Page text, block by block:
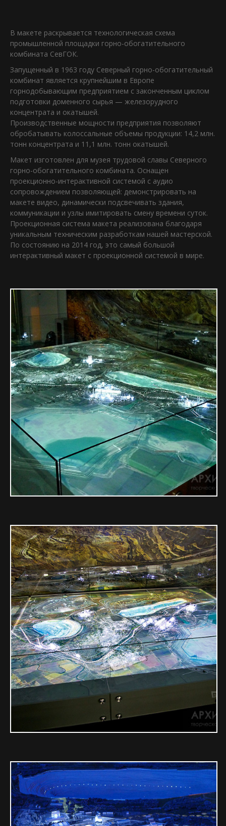
В макете раскрывается технологическая схема
промышленной площадки горно-обогатительного
комбината СевГОК.
Запущенный в 1963 году Северный горно-обогатительный
комбинат является крупнейшим в Европе
горнодобывающим предприятием с законченным циклом
подготовки доменного сырья — железорудного
концентрата и окатышей.
Производственные мощности предприятия позволяют
обробатывать колоссальные объемы продукции: 14,2 млн.
тонн концентрата и 11,1 млн. тонн окатышей.
Макет изготовлен для музея трудовой славы Северного
горно-обогатительного комбината. Оснащен
проекционно-интерактивной системой с аудио
сопровождением позволяющей: демонстрировать на
макете видео, динамически подсвечивать здания,
коммуникации и узлы имитировать смену времени суток.
Проекционная система макета реализована благодаря
уникальным техническим разработкам нашей мастерской.
По состоянию на 2014 год, это самый большой
интерактивный макет с проекционной системой в мире.